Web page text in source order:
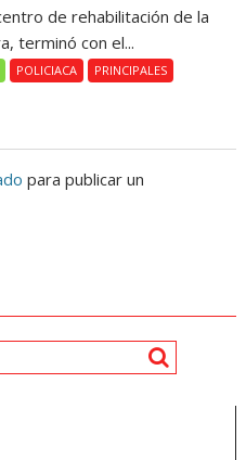
de rehabilitación de la
terminó con el...
POLICIACA PRINCIPALES
para publicar un